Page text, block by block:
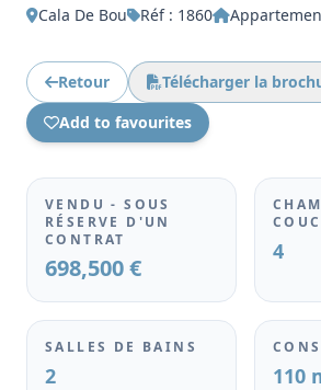
Cala De Bou Réf : 1860
Retour
Télécharger la
Add to favourites
VENDU - SOUS
RÉSERVE D'UN
CONTRAT
698,500 €
4
SALLES DE BAINS
2 110